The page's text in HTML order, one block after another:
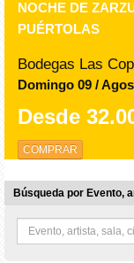
NOCHE DE
PUÉRTOLAS
Bodegas Las
Domingo 09 /
Desde
COMPRAR
Búsqueda por Evento,